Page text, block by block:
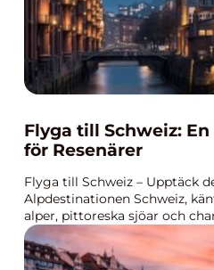
Flyga till Schweiz:
för Resenärer
Flyga till Schweiz – Upptäck
Alpdestinationen Schweiz,
alper, pittoreska sjöar och